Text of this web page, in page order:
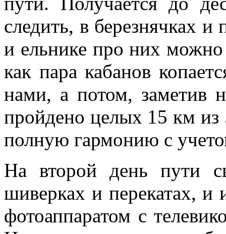
следить, в березнячках
и ельнике про них
как пара кабанов
нами, а потом, заметив
пройдено целых 15 км
полную гармонию с
На второй день пути
шиверках и перекатах, и
фотоаппаратом с